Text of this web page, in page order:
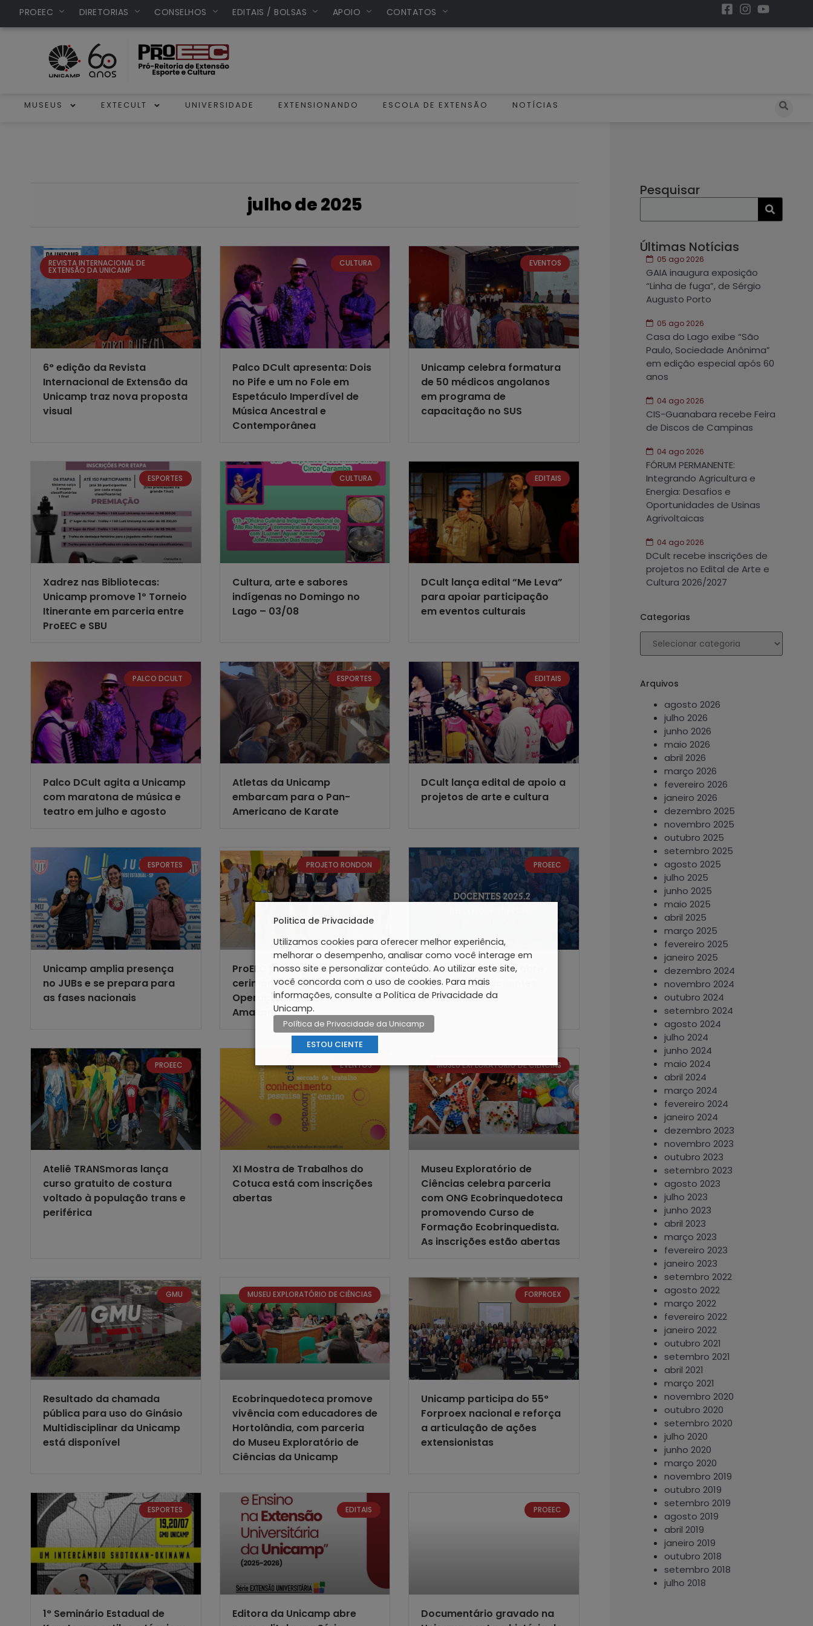
PROEEC DIRETORIAS CONSELHOS EDITAIS / BOLSAS APOIO CONTATOS
MUSEUS EXTECULT UNIVERSIDADE EXTENSIONANDO ESCOLA DE EXTENSÃO NOTÍCIAS
julho de 2025
REVISTA INTERNACIONAL DE
EXTENSÃO DA UNICAMP
6° edição da Revista
Internacional de Extensão da
Unicamp traz nova proposta
visual
CULTURA
Palco DCult apresenta: Dois
no Pife e um no Fole em
Espetáculo Imperdível de
Música Ancestral e
Contemporânea
EVENTOS
Unicamp celebra formatura
de 50 médicos angolanos
em programa de
capacitação no SUS
ESPORTES
Xadrez nas Bibliotecas:
Unicamp promove 1º Torneio
Itinerante em parceria entre
ProEEC e SBU
CULTURA
Cultura, arte e sabores
indígenas no Domingo no
Lago – 03/08
EDITAIS
DCult lança edital “Me Leva”
para apoiar participação
em eventos culturais
PALCO DCULT
Palco DCult agita a Unicamp
com maratona de música e
teatro em julho e agosto
ESPORTES
Atletas da Unicamp
embarcam para o Pan-
Americano de Karate
EDITAIS
DCult lança edital de apoio a
projetos de arte e cultura
ESPORTES
Unicamp amplia presença
no JUBs e se prepara para
as fases nacionais
PROJETO RONDON
ProEEC participa da
cerimônia de abertura da
Operação Rondon
Amazonas
PROEEC
Cursinho Zilda Arns abre
seleção para docentes
voluntários
PROEEC
Ateliê TRANSmoras lança
curso gratuito de costura
voltado à população trans e
periférica
EVENTOS
XI Mostra de Trabalhos do
Cotuca está com inscrições
abertas
MUSEU EXPLORATÓRIO DE CIÊNCIAS
Museu Exploratório de
Ciências celebra parceria
com ONG Ecobrinquedoteca
promovendo Curso de
Formação Ecobrinquedista.
As inscrições estão abertas
GMU
Resultado da chamada
pública para uso do Ginásio
Multidisciplinar da Unicamp
está disponível
MUSEU EXPLORATÓRIO DE CIÊNCIAS
Ecobrinquedoteca promove
vivência com educadores de
Hortolândia, com parceria
do Museu Exploratório de
Ciências da Unicamp
FORPROEX
Unicamp participa do 55°
Forproex nacional e reforça
a articulação de ações
extensionistas
ESPORTES
1° Seminário Estadual de
EDITAIS
Editora da Unicamp abre
PROEEC
Documentário gravado na
Pesquisar
Últimas Notícias
05 ago 2026
GAIA inaugura exposição
“Linha de fuga”, de Sérgio
Augusto Porto
05 ago 2026
Casa do Lago exibe “São
Paulo, Sociedade Anônima”
em edição especial após 60
anos
04 ago 2026
CIS-Guanabara recebe Feira
de Discos de Campinas
04 ago 2026
FÓRUM PERMANENTE:
Integrando Agricultura e
Energia: Desafios e
Oportunidades de Usinas
Agrivoltaicas
04 ago 2026
DCult recebe inscrições de
projetos no Edital de Arte e
Cultura 2026/2027
Categorias
Arquivos
agosto 2026
julho 2026
junho 2026
maio 2026
abril 2026
março 2026
fevereiro 2026
janeiro 2026
dezembro 2025
novembro 2025
outubro 2025
setembro 2025
agosto 2025
julho 2025
junho 2025
maio 2025
abril 2025
março 2025
fevereiro 2025
janeiro 2025
dezembro 2024
novembro 2024
outubro 2024
setembro 2024
agosto 2024
julho 2024
junho 2024
maio 2024
abril 2024
março 2024
fevereiro 2024
janeiro 2024
dezembro 2023
novembro 2023
outubro 2023
setembro 2023
agosto 2023
julho 2023
junho 2023
abril 2023
março 2023
fevereiro 2023
janeiro 2023
setembro 2022
agosto 2022
março 2022
fevereiro 2022
janeiro 2022
outubro 2021
setembro 2021
abril 2021
março 2021
novembro 2020
outubro 2020
setembro 2020
julho 2020
junho 2020
março 2020
novembro 2019
outubro 2019
setembro 2019
agosto 2019
abril 2019
janeiro 2019
outubro 2018
setembro 2018
julho 2018
Politica de Privacidade
Utilizamos cookies para oferecer melhor experiência,
melhorar o desempenho, analisar como você interage em
nosso site e personalizar conteúdo. Ao utilizar este site,
você concorda com o uso de cookies. Para mais
informações, consulte a Política de Privacidade da
Unicamp.
Política de Privacidade da Unicamp
ESTOU CIENTE